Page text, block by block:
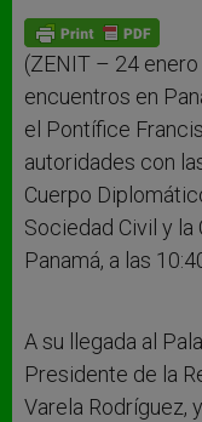
p
p
g
e
o
k
(ZENIT – 24
encuentros en
el Pontífice
autoridades con
Cuerpo
Sociedad Civil y la
Panamá, a las
A su llegada al
Presidente de la
Varela Rodríguez,